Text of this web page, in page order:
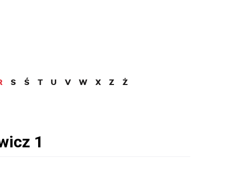
S Ś T U V W X Z
Ż